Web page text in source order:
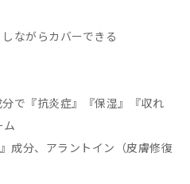
ながらカバーできる
で『抗炎症』『保湿』『収れ
ム
成分、アラントイン（皮膚修復